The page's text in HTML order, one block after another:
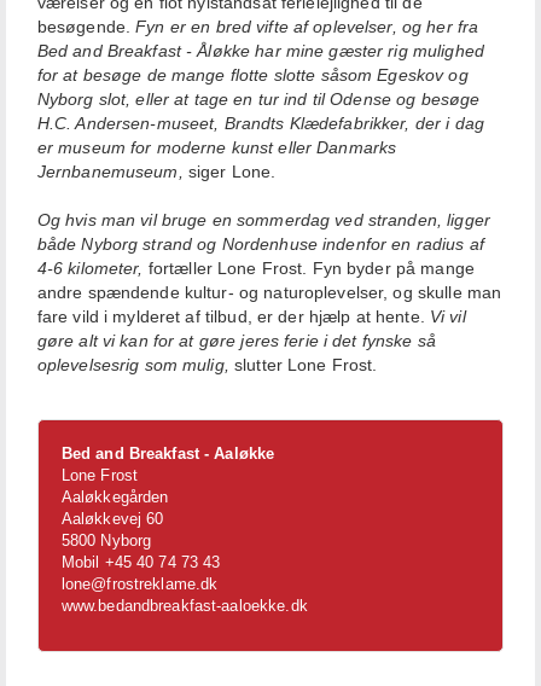
besøgende.Fyn er en bred vifte af oplevelser, og her fra
Bed and Breakfast - Åløkke har mine gæster rig mulighed
for at besøge de mange flotte slotte såsom Egeskov og
Nyborg slot, eller at tage en tur ind til Odense og besøge
H.C. Andersen-museet, Brandts Klædefabrikker, der i dag
er museum for moderne kunst eller Danmarks
Jernbanemuseum, siger Lone.
Og hvis man vil bruge en sommerdag ved stranden, ligger
både Nyborg strand og Nordenhuse indenfor en radius af
4-6 kilometer, fortæller Lone Frost. Fyn byder på mange
andre spændende kultur- og naturoplevelser, og skulle man
fare vild i mylderet af tilbud, er der hjælp at hente. Vi vil
gøre alt vi kan for at gøre jeres ferie i det fynske så
oplevelsesrig som mulig, slutter Lone Frost.
Bed and Breakfast - Aaløkke
Lone Frost
Aaløkkegården
Aaløkkevej 60
5800 Nyborg
Mobil +45 40 74 73 43
lone@frostreklame.dk
www.bedandbreakfast-aaloekke.dk